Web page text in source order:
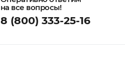
на все вопросы!
8 (800) 333-25-16